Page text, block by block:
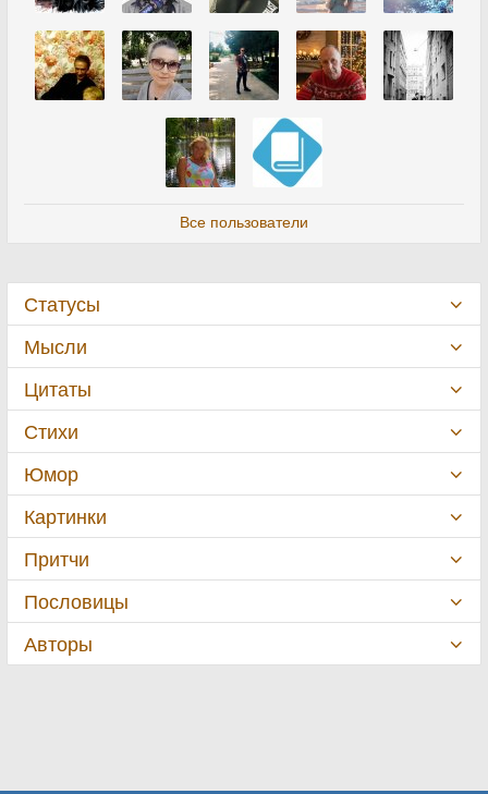
Все пользователи
Статусы
Мысли
Цитаты
Стихи
Юмор
Картинки
Притчи
Пословицы
Авторы